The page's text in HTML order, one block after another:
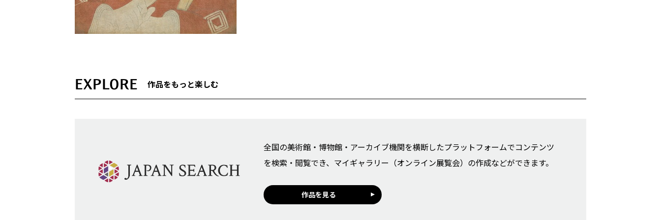
EXPLORE 作品をもっと楽しむ
全国の美術館・博物館・アーカイブ機関を横断したプラットフォームでコンテンツ
を検索・閲覧でき、マイギャラリー（オンライン展覧会）の作成などができます。
作品を見る